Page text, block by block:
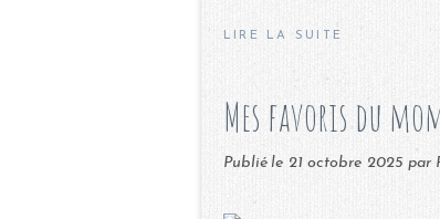
LIRE LA SUITE
Mes favoris du
Publié le 21 octobre 2025 par